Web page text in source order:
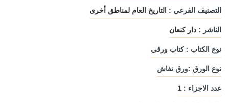
التصنيف الفرعي : التاريخ العام لمناطق أخرى
الناشر : دار كنعان
نوع الكتاب : كتاب ورقي
نوع الورق :ورق نفاش
عدد الاجزاء : 1